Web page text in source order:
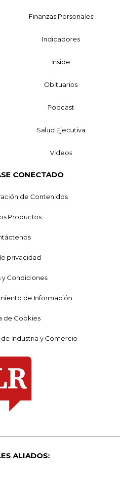
Finanzas Personales
Indicadores
Inside
Obituarios
Podcast
Salud Ejecutiva
Videos
CONECTADO
de Contenidos
Productos
privacidad
y Condiciones
de Información
de Cookies
Industria y Comercio
ALIADOS: